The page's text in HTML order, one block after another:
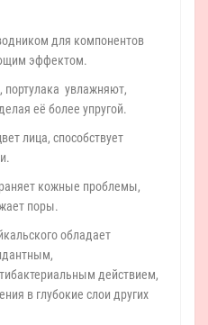
для компонентов
эффектом.
портулака увлажняют,
её более упругой.
лица, способствует
кожные проблемы,
поры.
обладает
действием,
в глубокие слои других